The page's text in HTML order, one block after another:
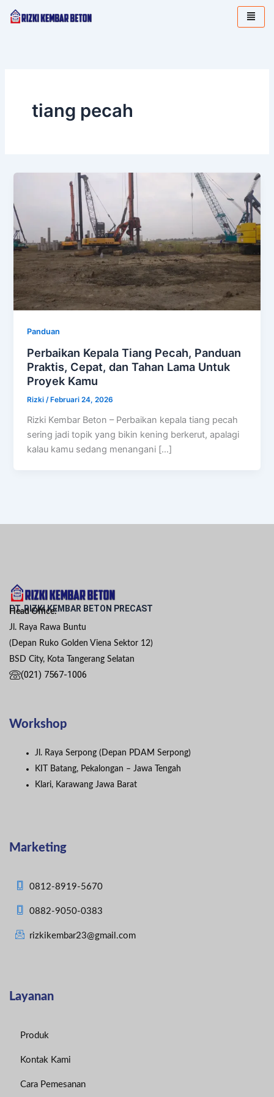
Lewati
tiang pecah
Panduan
Perbaikan Kepala Tiang Pecah, Panduan
Praktis, Cepat, dan Tahan Lama Untuk
Proyek Kamu
Rizki/Februari 24, 2026
Rizki Kembar Beton – Perbaikan kepala tiang pecah
sering jadi topik yang bikin kening berkerut, apalagi
kalau kamu sedang menangani […]
PT. RIZKI KEMBAR BETON PRECAST
Head Office:
Jl. Raya Rawa Buntu
(Depan Ruko Golden Viena Sektor 12)
BSD City, Kota Tangerang Selatan
(021) 7567-1006
Workshop
Jl. Raya Serpong (Depan PDAM Serpong)
KIT Batang, Pekalongan – Jawa Tengah
Klari, Karawang Jawa Barat
Marketing
0812-8919-5670
0882-9050-0383
rizkikembar23@gmail.com
Layanan
Produk
Kontak Kami
Cara Pemesanan